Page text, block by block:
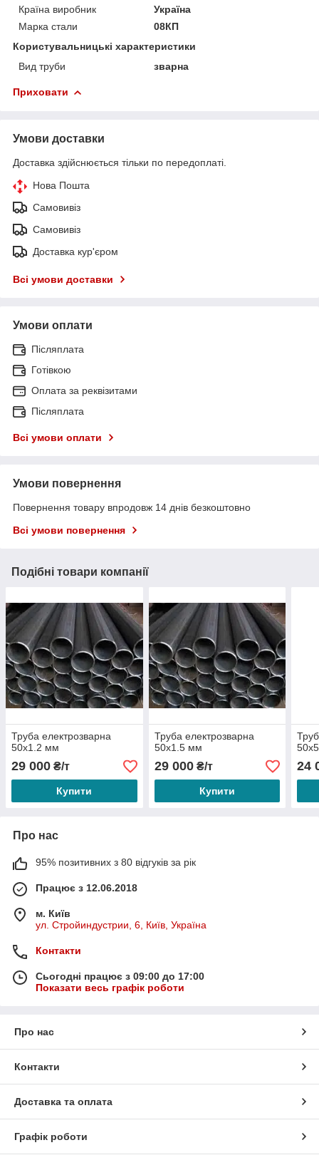
Країна виробник
Україна
Марка стали
08КП
Користувальницькі характеристики
Вид труби
зварна
Приховати
Умови доставки
Доставка здійснюється тільки по передоплаті.
Нова Пошта
Самовивіз
Самовивіз
Доставка кур'єром
Всі умови доставки
Умови оплати
Післяплата
Готівкою
Оплата за реквізитами
Післяплата
Всі умови оплати
Умови повернення
Повернення товару впродовж 14 днів безкоштовно
Всі умови повернення
Подібні товари компанії
Труба електрозварна
50х1.2 мм
29 000 ₴/т
Купити
Труба електрозварна
50х1.5 мм
29 000₴/т
Купити
24
Про нас
95% позитивних з 80 відгуків за рік
Працює з 12.06.2018
м. Київ
ул. Стройиндустрии, 6, Київ, Україна
Контакти
Сьогодні працює з 09:00 до 17:00
Показати весь графік роботи
Про нас
Контакти
Доставка та оплата
Графік роботи